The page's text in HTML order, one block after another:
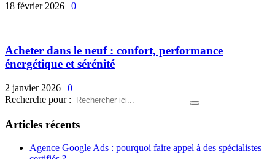
18 février 2026 0
Acheter dans le neuf : confort, performance
énergétique et sérénité
2 janvier 2026 | 0
Recherche pour :
Articles récents
Agence Google Ads : pourquoi faire appel à des spécialistes